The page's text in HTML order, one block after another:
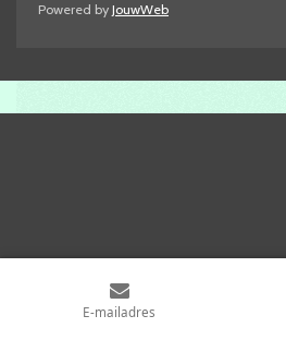
Powered by JouwWeb
E-mailadres